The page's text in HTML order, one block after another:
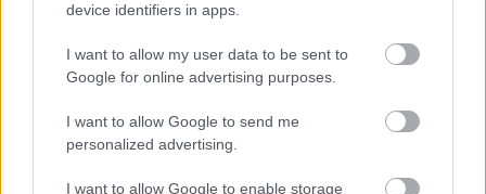
device identifiers in apps.
I want to allow my user data to be sent to
Google for online advertising purposes.
I want to allow Google to send me
personalized advertising.
I want to allow Google to enable storage
ΔΙΑΒΑΖΟΝΤΑΙ ΤΩΡΑ